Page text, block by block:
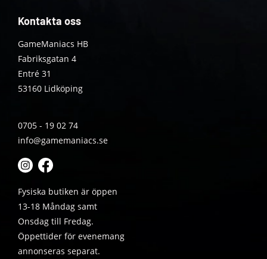
Kontakta oss
GameManiacs HB
Fabriksgatan 4
Entré 31
53160 Lidköping
0705 - 19 02 74
info@gamemaniacs.se
Fysiska butiken är öppen
13-18 Måndag samt
Onsdag till Fredag.
Öppettider för evenemang
annonseras separat.